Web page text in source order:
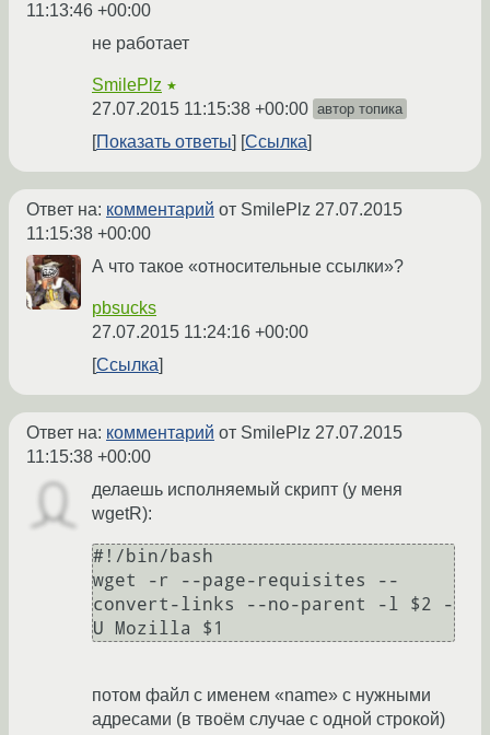
11:13:46 +00:00
не работает
SmilePlz ★
27.07.2015 11:15:38 +00:00 автор топика
Показать ответы Ссылка
Ответ на: комментарий от SmilePlz 27.07.2015
11:15:38 +00:00
А что такое «относительные ссылки»?
pbsucks
27.07.2015 11:24:16 +00:00
Ссылка
Ответ на: комментарий от SmilePlz 27.07.2015
11:15:38 +00:00
делаешь исполняемый скрипт (у меня
wgetR):
#!/bin/bash
wget -r --page-requisites --
convert-links --no-parent -l $2 -
потом файл с именем «name» с нужными
адресами (в твоём случае с одной строкой)